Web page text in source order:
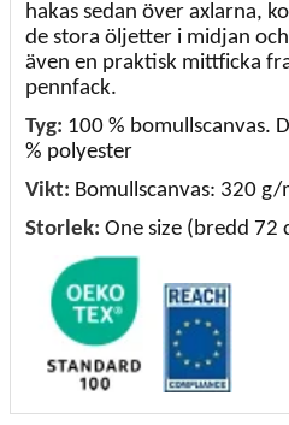
hakas sedan över axlarna,
de stora öljetter i midjan
även en praktisk mittficka
pennfack.
Tyg: 100 % bomullscanvas.
% polyester
Vikt: Bomullscanvas: 320
Storlek: One size (bredd 72